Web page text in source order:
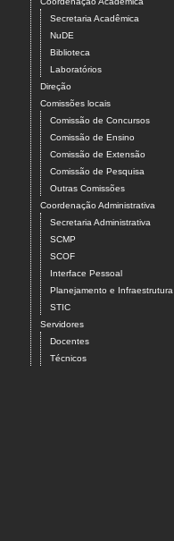
Secretaria Acadêmica
NuDE
Biblioteca
Laboratórios
Direção
Comissões locais
Comissão de Concursos
Comissão de Ensino
Comissão de Extensão
Comissão de Pesquisa
Outras Comissões
Coordenação Administrativa
Secretaria Administrativa
SCMP
SCOF
Interface Pessoal
Planejamento e Infraestrutura
STIC
Servidores
Docentes
Técnicos